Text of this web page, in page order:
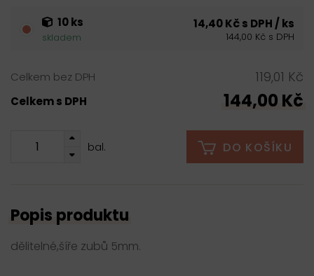
10 ks
skladem
14,40 Kč s DPH / ks
144,00 Kč s DPH
Celkem bez DPH 119,01 Kč
Celkem s DPH 144,00 Kč
bal. DO KOŠÍKU
Popis produktu
dělitelné,šíře zubů 5mm.